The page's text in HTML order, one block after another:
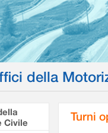
della
Civile
Turni